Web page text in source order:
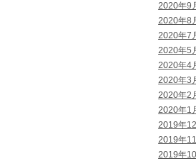
2020年9
2020年8
2020年7
2020年5
2020年4
2020年3
2020年2
2020年1
2019年
2019年
2019年